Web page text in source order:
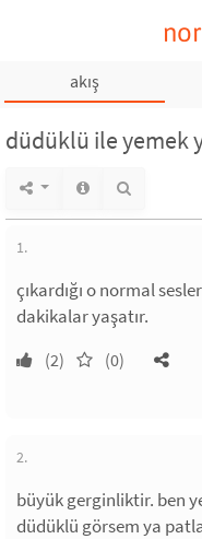
akış
düdüklü ile yemek
1.
çıkardığı o normal
dakikalar yaşatır.
(2) (0)
2.
büyük gerginliktir. ben
düdüklü görsem ya